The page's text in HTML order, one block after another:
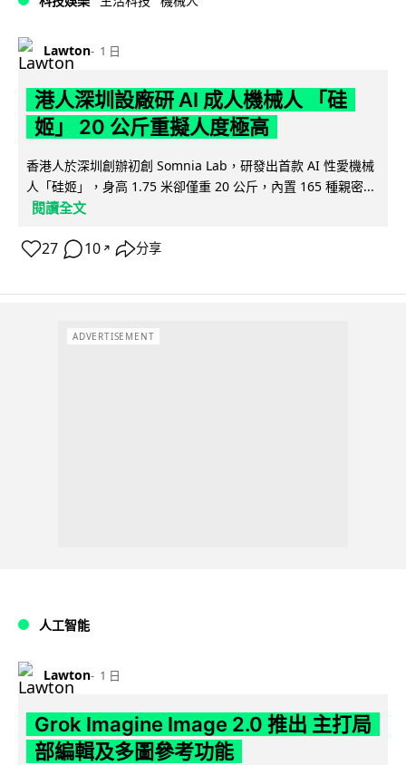
Lawton 1 日
港人深圳設廠研 AI 成人機械人 「硅
姬」 20 公斤重擬人度極高
香港人於深圳創辦初創 Somnia Lab，研發出首款 AI 性愛機械
人「硅姬」，身高 1.75 米卻僅重 20 公斤，內置 165 種親密...
閱讀全文
27 10 ↗ 分享
ADVERTISEMENT
人工智能
Lawton 1 日
Grok Imagine Image 2.0 推出 主打局
部編輯及多圖參考功能